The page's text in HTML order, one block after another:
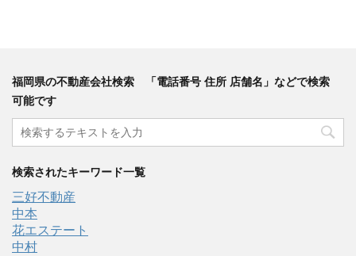
福岡県の不動産会社検索 「電話番号 住所 店舗名」などで検索
可能です
検索されたキーワード一覧
三好不動産
中本
花エステート
中村